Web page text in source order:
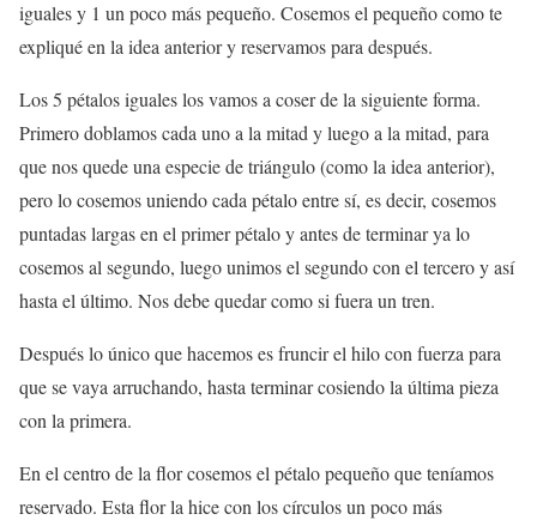
iguales y 1 un poco más pequeño. Cosemos el pequeño como te
expliqué en la idea anterior y reservamos para después.
Los 5 pétalos iguales los vamos a coser de la siguiente forma.
Primero doblamos cada uno a la mitad y luego a la mitad, para
que nos quede una especie de triángulo (como la idea anterior),
pero lo cosemos uniendo cada pétalo entre sí, es decir, cosemos
puntadas largas en el primer pétalo y antes de terminar ya lo
cosemos al segundo, luego unimos el segundo con el tercero y así
hasta el último. Nos debe quedar como si fuera un tren.
Después lo único que hacemos es fruncir el hilo con fuerza para
que se vaya arruchando, hasta terminar cosiendo la última pieza
con la primera.
En el centro de la flor cosemos el pétalo pequeño que teníamos
reservado. Esta flor la hice con los círculos un poco más